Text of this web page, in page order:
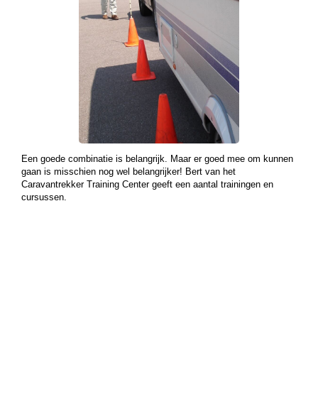
Een goede combinatie is belangrijk. Maar er goed mee om kunnen
gaan is misschien nog wel belangrijker! Bert van het
Caravantrekker Training Center geeft een aantal trainingen en
cursussen.